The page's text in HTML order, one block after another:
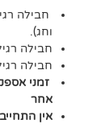
באזור
בכל הארץ1-5 ימי עסקים
אזורים חריגים1-7 ימי עסקים
מתייחסים
לזמני אספקה.